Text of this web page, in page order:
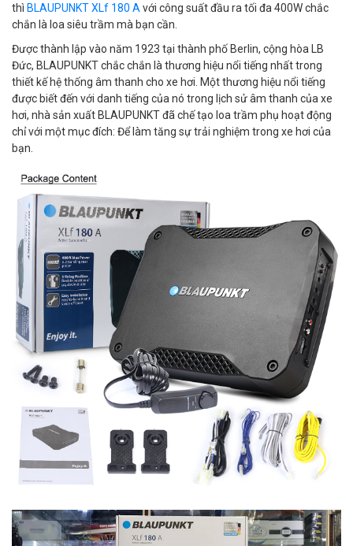
thì BLAUPUNKT XLf 180 A với công suất đầu ra tối đa 400W chắc
chắn là loa siêu trầm mà bạn cần.
Được thành lập vào năm 1923 tại thành phố Berlin, cộng hòa LB
Đức, BLAUPUNKT chắc chắn là thương hiệu nổi tiếng nhất trong
thiết kế hệ thống âm thanh cho xe hơi. Một thương hiệu nổi tiếng
được biết đến với danh tiếng của nó trong lịch sử âm thanh của xe
hơi, nhà sản xuất BLAUPUNKT đã chế tạo loa trầm phụ hoạt động
chỉ với một mục đích: Để làm tăng sự trải nghiệm trong xe hơi của
bạn.